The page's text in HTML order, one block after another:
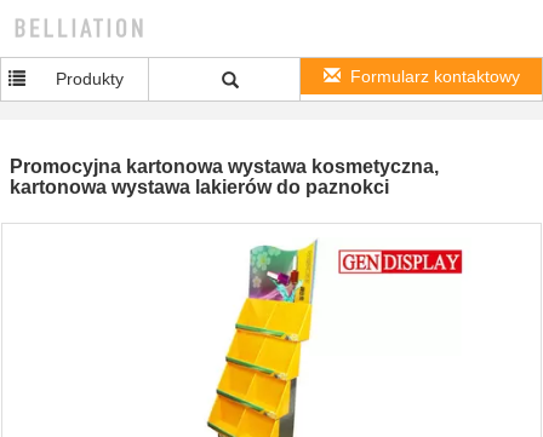
Produkty Formularz kontaktowy
Promocyjna kartonowa wystawa kosmetyczna,
kartonowa wystawa lakierów do paznokci